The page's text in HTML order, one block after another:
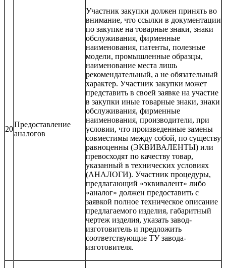
20
Предоставление
аналогов
Участник закупки должен принять во
внимание, что ссылки в документации
по закупке на товарные знаки, знаки
обслуживания, фирменные
наименования, патенты, полезные
модели, промышленные образцы,
наименование места лишь
рекомендательный, а не обязательный
характер. Участник закупки может
представить в своей заявке на участие
в закупки иные товарные знаки, знаки
обслуживания, фирменные
наименования, производители, при
условии, что произведенные замены
совместимы между собой, по существу
равноценны (ЭКВИВАЛЕНТЫ) или
превосходят по качеству товар,
указанный в технических условиях
(АНАЛОГИ). Участник процедуры,
предлагающий «эквивалент» либо
«аналог» должен предоставить с
заявкой полное техническое описание
предлагаемого изделия, габаритный
чертеж изделия, указать завод-
изготовитель и предложить
соответствующие ТУ завода-
изготовителя.